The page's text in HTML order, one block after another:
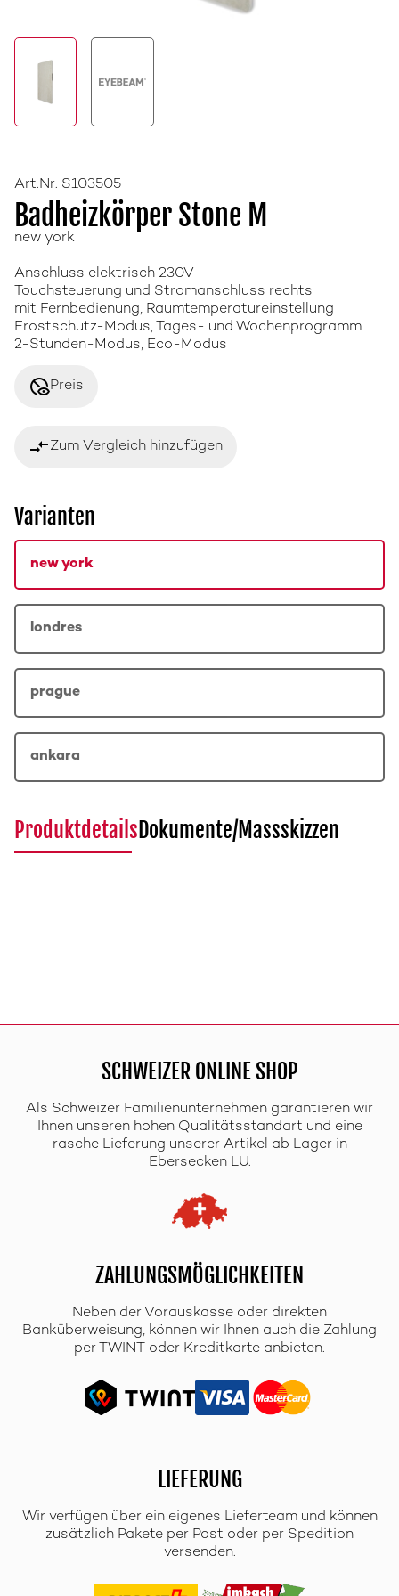
Art.Nr. S103505
Badheizkörper Stone M
new york
Anschluss elektrisch 230V
Touchsteuerung und Stromanschluss rechts
mit Fernbedienung, Raumtemperatureinstellung
Frostschutz-Modus, Tages- und Wochenprogramm
2-Stunden-Modus, Eco-Modus
disabled_visiblePreis
compare_arrowsZum Vergleich hinzufügen
Varianten
new york
londres
prague
ankara
ProduktdetailsDokumente/Massskizzen
SCHWEIZER ONLINE SHOP
Als Schweizer Familienunternehmen garantieren wir
Ihnen unseren hohen Qualitätsstandart und eine
rasche Lieferung unserer Artikel ab Lager in
Ebersecken LU.
ZAHLUNGSMÖGLICHKEITEN
Neben der Vorauskasse oder direkten
Banküberweisung, können wir Ihnen auch die Zahlung
per TWINT oder Kreditkarte anbieten.
LIEFERUNG
Wir verfügen über ein eigenes Lieferteam und können
zusätzlich Pakete per Post oder per Spedition
versenden.